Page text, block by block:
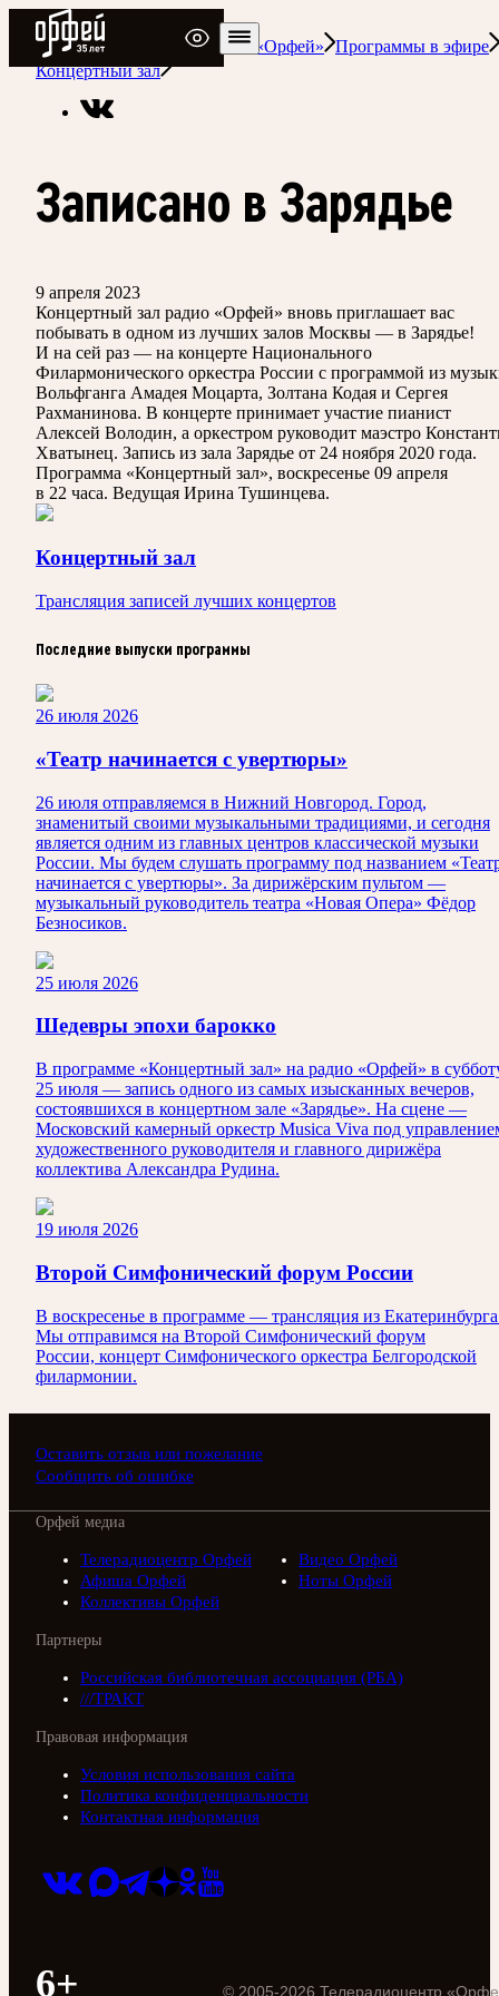
Радио Орфей
Радио классической музыки «Орфей»
Программы в эфире
Концертный зал
Записано в Зарядье
9 апреля 2023
Концертный зал радио «Орфей» вновь приглашает вас
побывать в одном из лучших залов Москвы — в Зарядье!
И на сей раз — на концерте Национального
Филармонического оркестра России с программой из
Вольфганга Амадея Моцарта, Золтана Кодая и Сергея
Рахманинова. В концерте принимает участие пианист
Алексей Володин, а оркестром руководит маэстро
Хватынец. Запись из зала Зарядье от 24 ноября 2020 года.
Программа «Концертный зал», воскресенье 09 апреля
в 22 часа. Ведущая Ирина Тушинцева.
Концертный зал
Трансляция записей лучших концертов
Последние выпуски программы
26 июля 2026
«Театр начинается с увертюры»
26 июля отправляемся в Нижний Новгород. Город,
знаменитый своими музыкальными традициями, и сегодня
является одним из главных центров классической музыки
России. Мы будем слушать программу под названием
начинается с увертюры». За дирижёрским пультом —
музыкальный руководитель театра «Новая Опера» Фёдор
Безносиков.
25 июля 2026
Шедевры эпохи барокко
В программе «Концертный зал» на радио «Орфей» в
25 июля — запись одного из самых изысканных вечеров,
состоявшихся в концертном зале «Зарядье». На сцене —
Московский камерный оркестр Musica Viva под
художественного руководителя и главного дирижёра
коллектива Александра Рудина.
19 июля 2026
Второй Симфонический форум России
В воскресенье в программе — трансляция из
Мы отправимся на Второй Симфонический форум
России, концерт Симфонического оркестра Белгородской
филармонии.
Оставить отзыв или пожелание
Сообщить об ошибке
Орфей медиа
Телерадиоцентр Орфей
Видео Орфей
Афиша Орфей
Ноты Орфей
Коллективы Орфей
Партнеры
Российская библиотечная ассоциация (РБА)
///ТРАКТ
Правовая информация
Условия использования сайта
Политика конфиденциальности
Контактная информация
6+ © 2005-2026 Телерадиоцентр